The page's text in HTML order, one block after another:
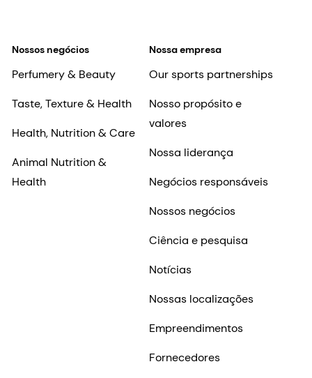
Nossos negócios
Perfumery & Beauty
Taste, Texture & Health
Health, Nutrition & Care
Animal Nutrition &
Health
Nossa empresa
Our sports partnerships
Nosso propósito e
valores
Nossa liderança
Negócios responsáveis
Nossos negócios
Ciência e pesquisa
Notícias
Nossas localizações
Empreendimentos
Fornecedores